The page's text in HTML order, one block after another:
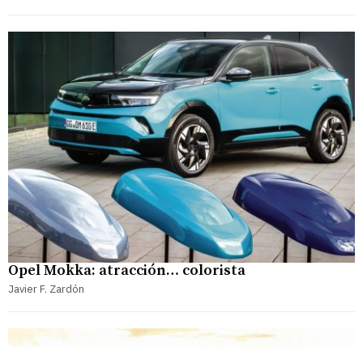
Opel Mokka: atracción… colorista
Javier F. Zardón